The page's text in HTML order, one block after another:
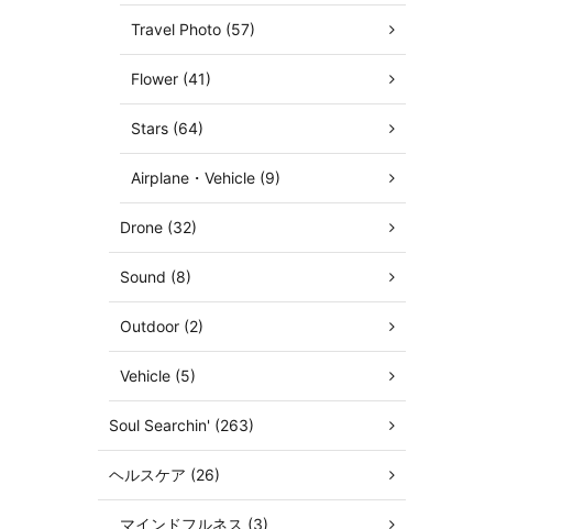
Travel Photo (57)
Flower (41)
Stars (64)
Airplane・Vehicle (9)
Drone (32)
Sound (8)
Outdoor (2)
Vehicle (5)
Soul Searchin' (263)
ヘルスケア (26)
マインドフルネス (3)